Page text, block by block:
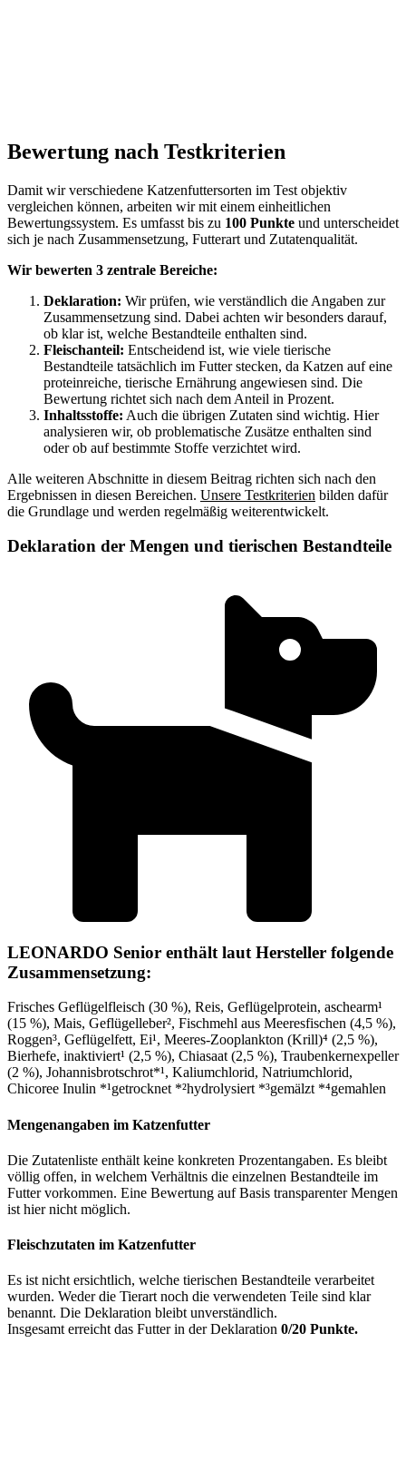
Bewertung nach Testkriterien
Damit wir verschiedene Katzenfuttersorten im Test objektiv
vergleichen können, arbeiten wir mit einem einheitlichen
Bewertungssystem. Es umfasst bis zu 100 Punkte und unterscheidet
sich je nach Zusammensetzung, Futterart und Zutatenqualität.
Wir bewerten 3 zentrale Bereiche:
Deklaration: Wir prüfen, wie verständlich die Angaben zur
Zusammensetzung sind. Dabei achten wir besonders darauf,
ob klar ist, welche Bestandteile enthalten sind.
Fleischanteil: Entscheidend ist, wie viele tierische
Bestandteile tatsächlich im Futter stecken, da Katzen auf eine
proteinreiche, tierische Ernährung angewiesen sind. Die
Bewertung richtet sich nach dem Anteil in Prozent.
Inhaltsstoffe: Auch die übrigen Zutaten sind wichtig. Hier
analysieren wir, ob problematische Zusätze enthalten sind
oder ob auf bestimmte Stoffe verzichtet wird.
Alle weiteren Abschnitte in diesem Beitrag richten sich nach den
Ergebnissen in diesen Bereichen. Unsere Testkriterien bilden dafür
die Grundlage und werden regelmäßig weiterentwickelt.
Deklaration der Mengen und tierischen Bestandteile
LEONARDO Senior enthält laut Hersteller folgende
Zusammensetzung:
Frisches Geflügelfleisch (30 %), Reis, Geflügelprotein, aschearm¹
(15 %), Mais, Geflügelleber², Fischmehl aus Meeresfischen (4,5 %),
Roggen³, Geflügelfett, Ei¹, Meeres-Zooplankton (Krill)⁴ (2,5 %),
Bierhefe, inaktiviert¹ (2,5 %), Chiasaat (2,5 %), Traubenkernexpeller
(2 %), Johannisbrotschrot*¹, Kaliumchlorid, Natriumchlorid,
Chicoree Inulin *¹getrocknet *²hydrolysiert *³gemälzt *⁴gemahlen
Mengenangaben im Katzenfutter
Die Zutatenliste enthält keine konkreten Prozentangaben. Es bleibt
völlig offen, in welchem Verhältnis die einzelnen Bestandteile im
Futter vorkommen. Eine Bewertung auf Basis transparenter Mengen
ist hier nicht möglich.
Fleischzutaten im Katzenfutter
Es ist nicht ersichtlich, welche tierischen Bestandteile verarbeitet
wurden. Weder die Tierart noch die verwendeten Teile sind klar
benannt. Die Deklaration bleibt unverständlich.
Insgesamt erreicht das Futter in der Deklaration 0/20 Punkte.